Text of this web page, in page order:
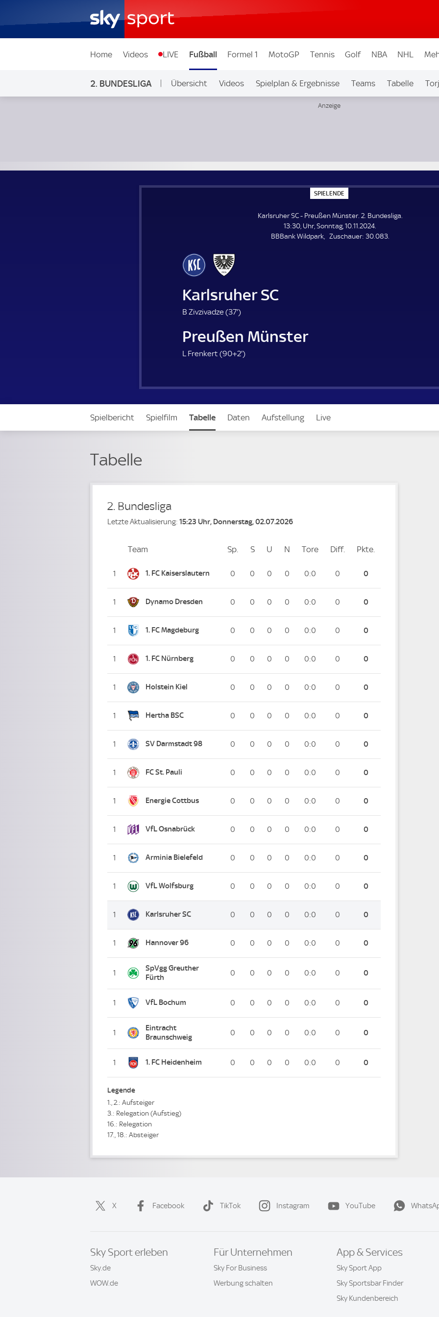
Home Videos LIVE Fußball Formel 1 MotoGP Tennis Golf NBA NHL
2. BUNDESLIGA Übersicht Videos Spielplan & Ergebnisse Teams Tabelle
SPIELENDE
P
E
L
E
N
Karlsruher SC - Preußen Münster. 2. Bundesliga.
13:30, Uhr, Sonntag, 10.11.2024.
BBBank Wildpark
Zuschauer: Z
30.083.
Karlsruher SC
B Zivzivadze (37'3
.
m
i
t
)
Preußen Münster
L Frenkert (90+2'9
m
n
u
)
Spielbericht Spielfilm Tabelle Daten Aufstellung Live
Tabelle
2. Bundesliga
Letzte Aktualisierung: 15:23 Uhr, Donnerstag, 02.07.2026
PlatzTeam Sp. Spiele
SSiege
U Unentschieden
N Niederlagen
Tore ToreDiff. Differenz
Pkte.
1 1. FC Kaiserslautern 0 0 0 0 0:0 0 0
1 Dynamo Dresden 0 0 0 0 0:0 0 0
1 1. FC Magdeburg 0 0 0 0 0:0 0 0
1 1. FC Nürnberg 0 0 0 0 0:0 0 0
1 Holstein Kiel 0 0 0 0 0:0 0 0
1 Hertha BSC 0 0 0 0 0:0 0 0
1 SV Darmstadt 98 0 0 0 0 0:0 0 0
1 FC St. Pauli 0 0 0 0 0:0 0 0
1 Energie Cottbus 0 0 0 0 0:0 0 0
1 VfL Osnabrück 0 0 0 0 0:0 0 0
1 Arminia Bielefeld 0 0 0 0 0:0 0 0
1 VfL Wolfsburg 0 0 0 0 0:0 0 0
1 Karlsruher SC 0 0 0 0 0:0 0 0
1 Hannover 96 0 0 0 0 0:0 0 0
1
SpVgg Greuther
Fürth
0 0 0 0 0:0 0 0
1 VfL Bochum 0 0 0 0 0:0 0 0
1
Eintracht
Braunschweig
0 0 0 0 0:0 0 0
1 1. FC Heidenheim 0 0 0 0 0:0 0 0
Legende
1., 2.: Aufsteiger
3.: Relegation (Aufstieg)
16.: Relegation
17., 18.: Absteiger
X Facebook TikTok Instagram YouTube
Sky Sport erleben
Sky.de
WOW.de
Für Unternehmen
Sky For Business
Werbung schalten
App & Services
Sky Sport App
Sky Sportsbar Finder
Sky Kundenbereich